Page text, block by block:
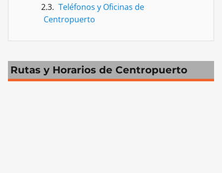
Teléfonos y Oficinas de
Centropuerto
Rutas y Horarios de Centropuerto